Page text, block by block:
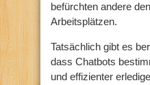
befürchten andere
Arbeitsplätzen.
Tatsächlich gibt es
dass Chatbots
und effizienter